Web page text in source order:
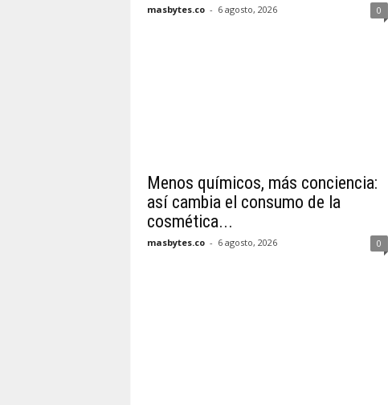
masbytes.co - 6 agosto, 2026 0
Menos químicos, más conciencia:
así cambia el consumo de la
cosmética...
masbytes.co - 6 agosto, 2026 0